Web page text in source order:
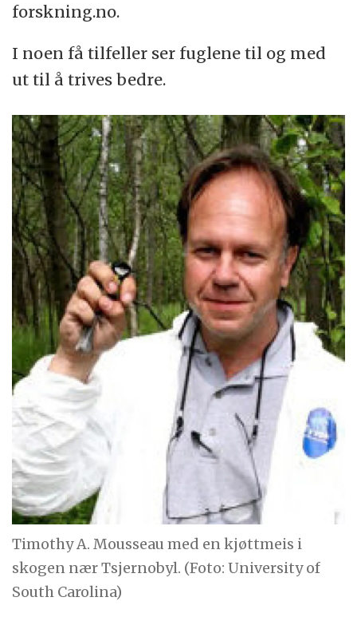
forskning.no.
I noen få tilfeller ser fuglene til og med
ut til å trives bedre.
Timothy A. Mousseau med en kjøttmeis i
skogen nær Tsjernobyl. (Foto: University of
South Carolina)